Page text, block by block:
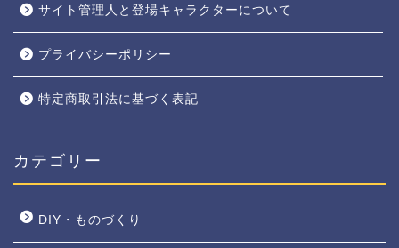
サイト管理人と登場キャラクターについて
プライバシーポリシー
特定商取引法に基づく表記
カテゴリー
DIY・ものづくり